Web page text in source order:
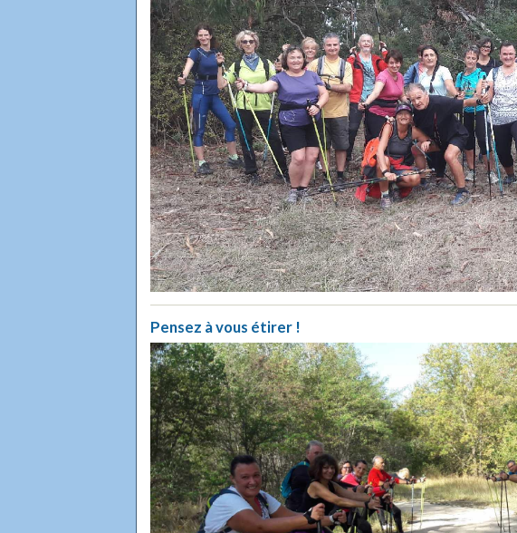
Pensez à vous étirer !